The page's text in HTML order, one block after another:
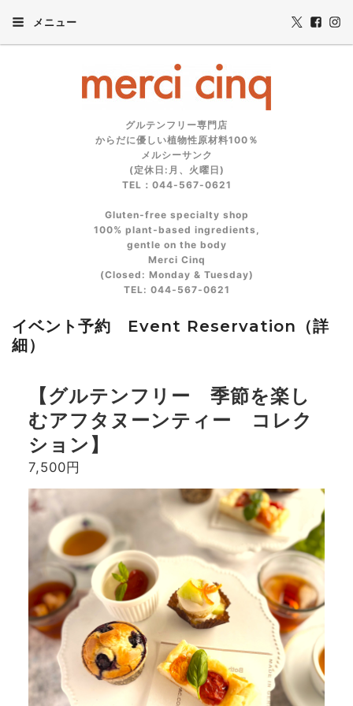
メニュー
グルテンフリー専門店
からだに優しい植物性原材料100％
メルシーサンク
(定休日:月、火曜日)
TEL：044-567-0621
Gluten‑free specialty shop
100% plant‑based ingredients,
gentle on the body
Merci Cinq
(Closed: Monday & Tuesday)
TEL: 044‑567‑0621
イベント予約 Event Reservation（詳
細）
【グルテンフリー 季節を楽し
むアフタヌーンティー コレク
ション】
7,500円